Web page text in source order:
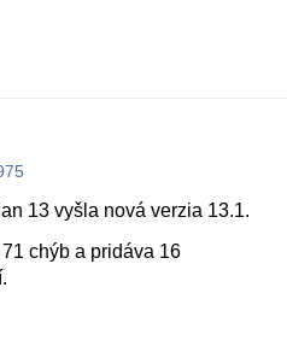
13 vyšla nová verzia 13.1.
chýb a pridáva 16